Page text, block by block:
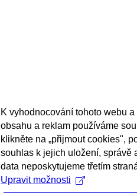
K vyhodnocování tohoto webu
obsahu a reklam používáme
klikněte na „přijmout cookies",
souhlas k jejich uložení, správě
data neposkytujeme třetím
Upravit možnosti